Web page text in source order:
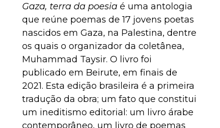
Gaza, terra da poesiaé uma antologia
que reúne poemas de 17 jovens poetas
nascidos em Gaza, na Palestina, dentre
os quais o organizador da coletânea,
Muhammad Taysir. O livro foi
publicado em Beirute, em finais de
2021. Esta edição brasileira é a primeira
tradução da obra; um fato que constitui
um ineditismo editorial: um livro árabe
contemporâneo, um livro de poemas